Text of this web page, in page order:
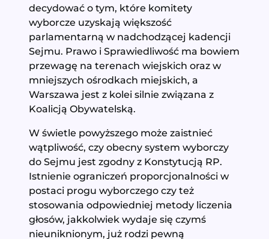
decydować o tym, które komitety
wyborcze uzyskają większość
parlamentarną w nadchodzącej kadencji
Sejmu. Prawo i Sprawiedliwość ma bowiem
przewagę na terenach wiejskich oraz w
mniejszych ośrodkach miejskich, a
Warszawa jest z kolei silnie związana z
Koalicją Obywatelską.
W świetle powyższego może zaistnieć
wątpliwość, czy obecny system wyborczy
do Sejmu jest zgodny z Konstytucją RP.
Istnienie ograniczeń proporcjonalności w
postaci progu wyborczego czy też
stosowania odpowiedniej metody liczenia
głosów, jakkolwiek wydaje się czymś
nieuniknionym, już rodzi pewną